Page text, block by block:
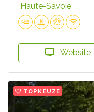
Haute-Savoie
Website
TOPKEUZE